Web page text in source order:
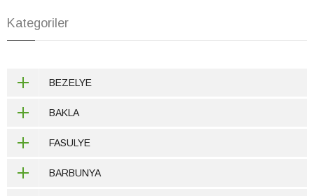
Kategoriler
BEZELYE
BAKLA
FASULYE
BARBUNYA